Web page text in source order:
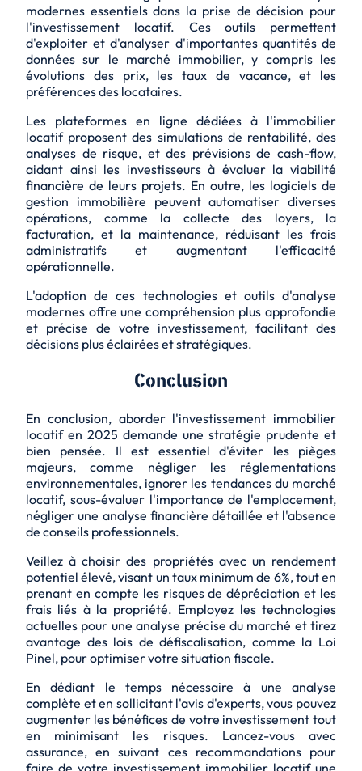
modernes essentiels dans la prise de décision pour
l'investissement locatif. Ces outils permettent
d'exploiter et d'analyser d'importantes quantités de
données sur le marché immobilier, y compris les
évolutions des prix, les taux de vacance, et les
préférences des locataires.
Les plateformes en ligne dédiées à l'immobilier
locatif proposent des simulations de rentabilité, des
analyses de risque, et des prévisions de cash-flow,
aidant ainsi les investisseurs à évaluer la viabilité
financière de leurs projets. En outre, les logiciels de
gestion immobilière peuvent automatiser diverses
opérations, comme la collecte des loyers, la
facturation, et la maintenance, réduisant les frais
administratifs et augmentant l'efficacité
opérationnelle.
L'adoption de ces technologies et outils d'analyse
modernes offre une compréhension plus approfondie
et précise de votre investissement, facilitant des
décisions plus éclairées et stratégiques.
Conclusion
En conclusion, aborder l'investissement immobilier
locatif en 2025 demande une stratégie prudente et
bien pensée. Il est essentiel d'éviter les pièges
majeurs, comme négliger les réglementations
environnementales, ignorer les tendances du marché
locatif, sous-évaluer l'importance de l'emplacement,
négliger une analyse financière détaillée et l'absence
de conseils professionnels.
Veillez à choisir des propriétés avec un rendement
potentiel élevé, visant un taux minimum de 6%, tout en
prenant en compte les risques de dépréciation et les
frais liés à la propriété. Employez les technologies
actuelles pour une analyse précise du marché et tirez
avantage des lois de défiscalisation, comme la Loi
Pinel, pour optimiser votre situation fiscale.
En dédiant le temps nécessaire à une analyse
complète et en sollicitant l'avis d'experts, vous pouvez
augmenter les bénéfices de votre investissement tout
en minimisant les risques. Lancez-vous avec
assurance, en suivant ces recommandations pour